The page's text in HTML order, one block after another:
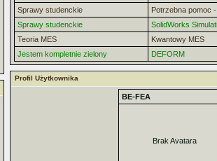
Sprawy studenckie
Potrzebna pomoc
Sprawy studenckie
SolidWorks
Teoria MES
Kwantowy MES
Jestem kompletnie zielony
DEFORM
Profil Użytkownika
BE-FEA
Brak Avatara